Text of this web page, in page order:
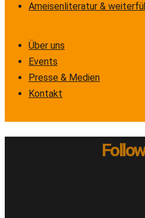
Ameisenliteratur &
Über uns
Events
Presse & Medien
Kontakt